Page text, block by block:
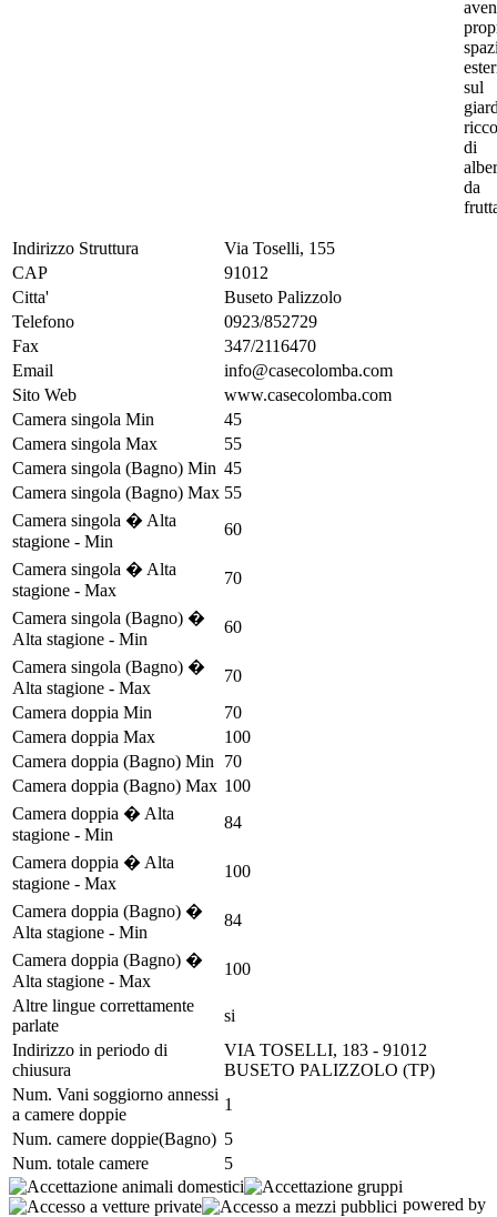
sul
ricco
di
da
Indirizzo Struttura
Via Toselli, 155
CAP
91012
Citta'
Buseto Palizzolo
Telefono
0923/852729
Fax
347/2116470
Email
info@casecolomba.com
Sito Web
www.casecolomba.com
Camera singola Min
45
Camera singola Max
55
Camera singola (Bagno) Min 45
Camera singola (Bagno) Max 55
Camera singola � Alta
stagione - Min
60
Camera singola � Alta
stagione - Max
70
Camera singola (Bagno) �
Alta stagione - Min
60
Camera singola (Bagno) �
Alta stagione - Max
70
Camera doppia Min
70
Camera doppia Max
100
Camera doppia (Bagno) Min
70
Camera doppia (Bagno) Max 100
Camera doppia � Alta
stagione - Min
84
Camera doppia � Alta
stagione - Max
100
Camera doppia (Bagno) �
Alta stagione - Min
84
Camera doppia (Bagno) �
Alta stagione - Max
100
Altre lingue correttamente
parlate
si
Indirizzo in periodo di
chiusura
VIA TOSELLI, 183 - 91012
BUSETO PALIZZOLO (TP)
Num. Vani soggiorno annessi
a camere doppie
1
Num. camere doppie(Bagno) 5
Num. totale camere
5
powered by